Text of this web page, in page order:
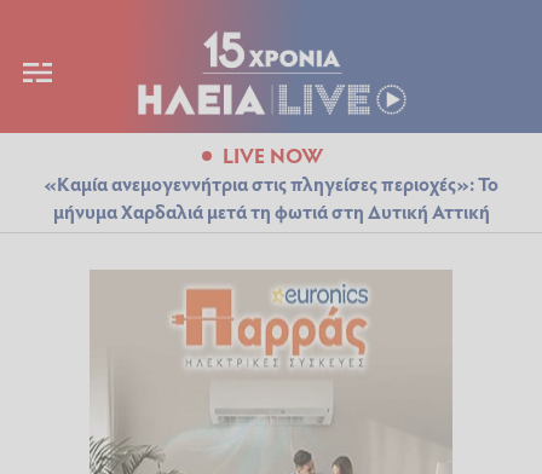
LIVE NOW
«Καμία ανεμογεννήτρια στις πληγείσες περιοχές»: Το
μήνυμα Χαρδαλιά μετά τη φωτιά στη Δυτική Αττική